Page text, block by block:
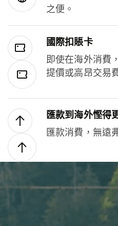
之便。
國際扣賬卡
即使在海外消費
提價或高昂交易
匯款到海外慳得
匯款消費，無遠